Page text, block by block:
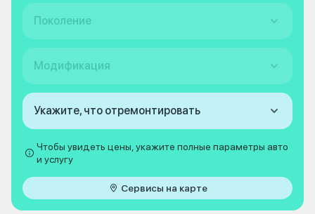
Поколение
Модификация
Укажите, что отремонтировать
Чтобы увидеть цены, укажите полные параметры авто
и услугу
Сервисы на карте